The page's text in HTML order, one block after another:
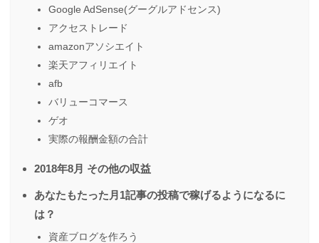
Google AdSense(グーグルアドセンス)
アクセストレード
amazonアソシエイト
楽天アフィリエイト
afb
バリューコマース
ゲオ
実際の報酬金額の合計
2018年8月 その他の収益
あなたもたった月1記事の投稿で稼げるようになるに
は？
資産ブログを作ろう